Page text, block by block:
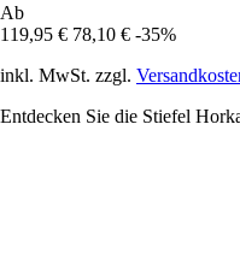
Ab
119,95 € 78,10 € -35%
inkl. MwSt. zzgl.
Entdecken Sie die Stiefel